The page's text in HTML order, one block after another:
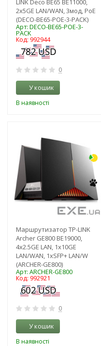
2x5GE LAN/WAN, 3мод, PoE
(DECO-BE65-POE-3-PACK)
Арт: DECO-BE65-POE-3-
PACK
Код: 992944
0
У кошик
В наявності
Маршрутизатор TP-LINK
Archer GE800 BE19000,
4x2.5GE LAN, 1x10GE
LAN/WAN, 1xSFP+ LAN/W
(ARCHER-GE800)
Арт: ARCHER-GE800
Код: 992921
0
У кошик
В наявності